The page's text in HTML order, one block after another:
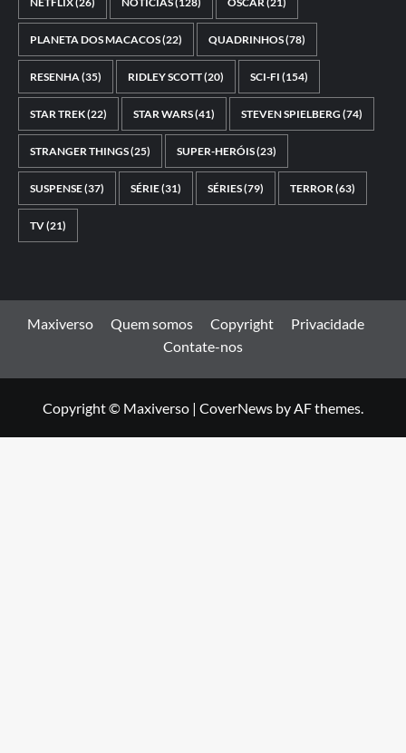
PLANETA DOS MACACOS(22) QUADRINHOS(78)
RESENHA(35) RIDLEY SCOTT(20) SCI-FI (154)
STAR TREK(22) STAR WARS(41) STEVEN SPIELBERG (74)
STRANGER THINGS(25) SUPER-HERÓIS(23)
SUSPENSE(37) SÉRIE(31) SÉRIES(79) TERROR(63)
TV(21)
Maxiverso Quem somos Copyright
Privacidade
Contate-nos
Copyright © Maxiverso | CoverNews by AF themes.